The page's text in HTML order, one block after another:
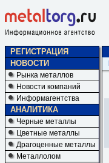
РЕГИСТРАЦИЯ
НОВОСТИ
Рынка металлов
Новости компаний
Информагентства
АНАЛИТИКА
Черные металлы
Цветные металлы
Драгоценные металлы
Металлолом